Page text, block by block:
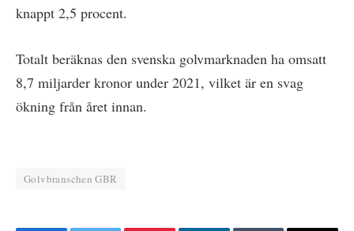
knappt 2,5 procent.
Totalt beräknas den svenska golvmarknaden ha omsatt
8,7 miljarder kronor under 2021, vilket är en svag
ökning från året innan.
Golvbranschen GBR